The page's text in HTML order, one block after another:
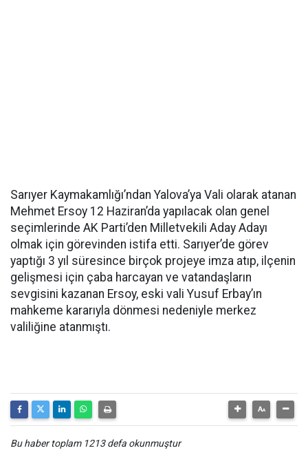
Sarıyer Kaymakamlığı’ndan Yalova’ya Vali olarak atanan
Mehmet Ersoy 12 Haziran’da yapılacak olan genel
seçimlerinde AK Parti’den Milletvekili Aday Adayı
olmak için görevinden istifa etti. Sarıyer’de görev
yaptığı 3 yıl süresince birçok projeye imza atıp, ilçenin
gelişmesi için çaba harcayan ve vatandaşların
sevgisini kazanan Ersoy, eski vali Yusuf Erbay’ın
mahkeme kararıyla dönmesi nedeniyle merkez
valiliğine atanmıştı.
Bu haber toplam 1213 defa okunmuştur